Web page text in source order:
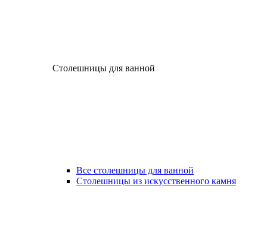
Столешницы для ванной
Все столешницы для ванной
Столешницы из искусственного камня